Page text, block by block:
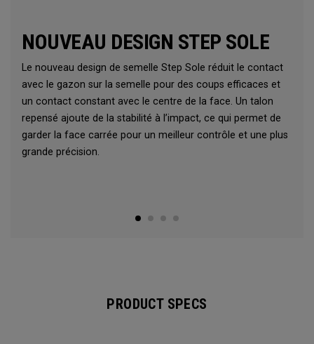
NOUVEAU DESIGN STEP SOLE
Le nouveau design de semelle Step Sole réduit le contact
avec le gazon sur la semelle pour des coups efficaces et
un contact constant avec le centre de la face. Un talon
repensé ajoute de la stabilité à l’impact, ce qui permet de
garder la face carrée pour un meilleur contrôle et une plus
grande précision.
PRODUCT SPECS